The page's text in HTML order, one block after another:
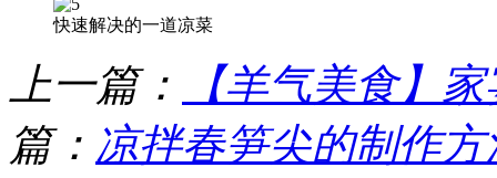
快速解决的一道凉菜
上一篇：
【羊气美食】
篇： 凉拌春笋尖的制作方